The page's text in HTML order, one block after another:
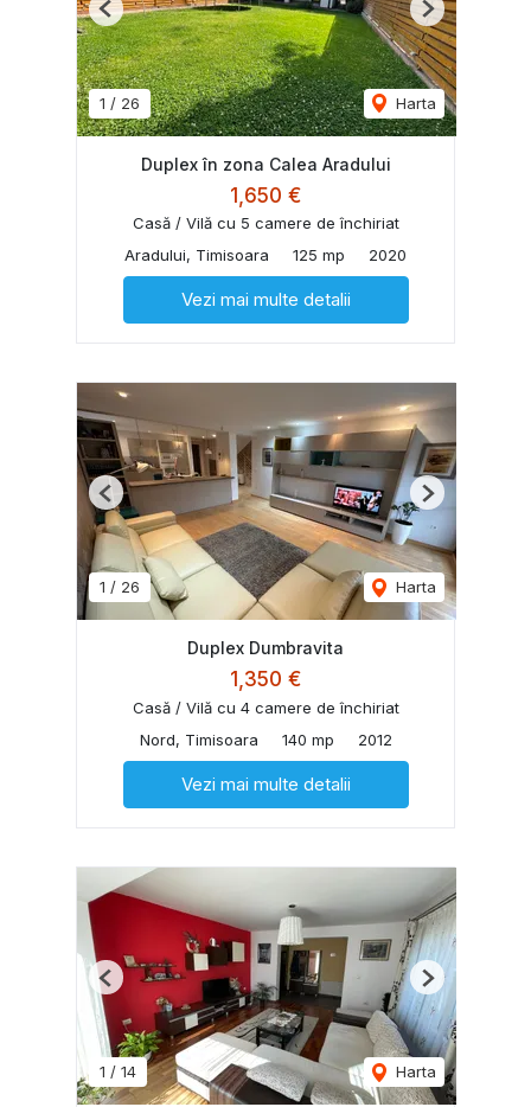
1 / 26 Harta
Previous Next
Duplex în zona Calea Aradului
1,650 €
Casă / Vilă cu 5 camere de închiriat
Aradului, Timisoara
125 mp 2020
Vezi mai multe detalii
1 / 26 Harta
Previous Next
Duplex Dumbravita
1,350 €
Casă / Vilă cu 4 camere de închiriat
Nord, Timisoara
140 mp 2012
Vezi mai multe detalii
1 / 14 Harta
Previous Next